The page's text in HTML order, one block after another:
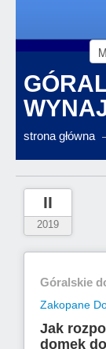
strona główna
II
2019
Góralskie
Zakopane
Jak
domek